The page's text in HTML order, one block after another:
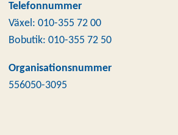
Telefonnummer
Växel: 010-355 72 00
Bobutik: 010-355 72 50
Organisationsnummer
556050-3095